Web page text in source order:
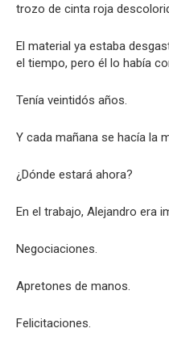
trozo de cinta roja
El material ya estaba
el tiempo, pero él lo había
Tenía veintidós años.
Y cada mañana se hacía la
¿Dónde estará ahora?
En el trabajo, Alejandro era
Negociaciones.
Apretones de manos.
Felicitaciones.